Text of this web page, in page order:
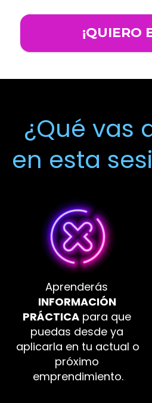
¡QUIERO
¿Qué vas
en esta
INFORMACIÓN
PRÁCTICA para que
puedas desde ya
aplicarla en tu actual o
próximo
emprendimiento.